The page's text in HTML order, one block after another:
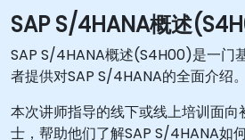
SAP S/4HANA概述
SAP S/4HANA概述(S4H00)是一门
者提供对SAP S/4HANA的全面介绍。
本次讲师指导的线下或线上培训面向
士，帮助他们了解SAP S/4HANA如